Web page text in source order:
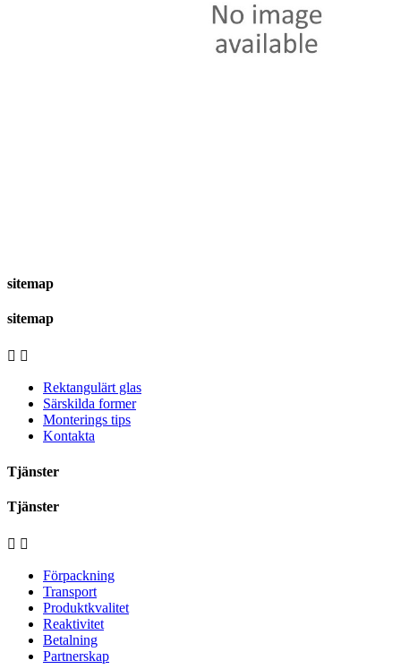
sitemap
sitemap
 
Rektangulärt glas
Särskilda former
Monterings tips
Kontakta
Tjänster
Tjänster
 
Förpackning
Transport
Produktkvalitet
Reaktivitet
Betalning
Partnerskap